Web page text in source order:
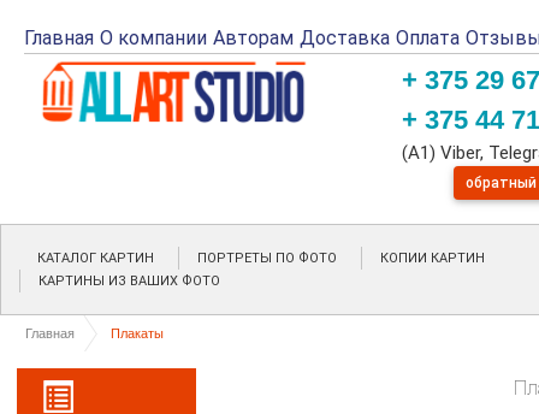
Главная О компании Авторам Доставка Оплата
+ 375 29
+ 375 44
(A1) Viber,
обратный
КАТАЛОГ КАРТИН ПОРТРЕТЫ ПО ФОТО
КОПИИ КАРТИН
КАРТИНЫ ИЗ ВАШИХ ФОТО
Главная Плакаты